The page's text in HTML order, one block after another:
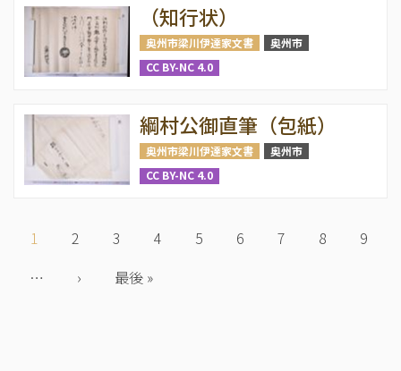
（知行状）
奥州市梁川伊達家文書
奥州市
CC BY-NC 4.0
綱村公御直筆（包紙）
奥州市梁川伊達家文書
奥州市
CC BY-NC 4.0
カ
ン
1 Page
2 Page
3 Page
4 Page
5 Page
6 Page
7 Page
8 Page
9
…
次›
最
最後 »